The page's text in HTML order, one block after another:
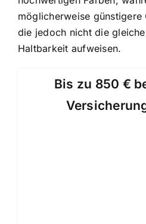
möglicherweise günstigere
die jedoch nicht die
Haltbarkeit aufweisen.
Bis zu 850 €